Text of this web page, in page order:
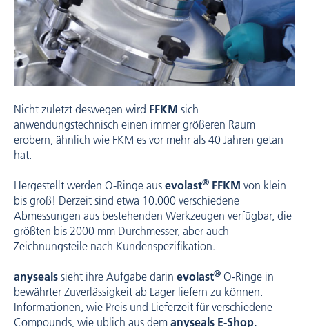
Nicht zuletzt deswegen wird FFKM sich
anwendungstechnisch einen immer ­größeren Raum
erobern, ähnlich wie FKM es vor mehr als 40 Jahren getan
hat.
Hergestellt werden O-Ringe aus ­ evolast® FFKM von klein
bis groß! ­Derzeit sind etwa 10.000 verschiedene
Abmessungen aus ­bestehenden Werkzeugen verfügbar, die
größten bis 2000 mm Durchmesser, aber auch
Zeichnungsteile nach Kundenspezifikation.
anyseals sieht ihre Aufgabe ­darin evolast® O-Ringe in
bewährter ­Zuverlässigkeit ab Lager liefern zu können.
Informationen, wie Preis und Lieferzeit für ­verschiedene
Compounds, wie üblich aus dem ­ anyseals E-Shop.